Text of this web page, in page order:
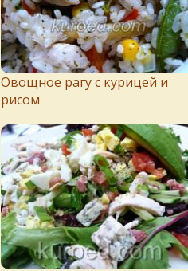
Овощное рагу с курицей и
рисом